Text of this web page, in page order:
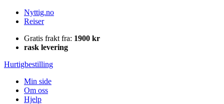
Nyttig.no
Reiser
Gratis frakt fra: 1900 kr
rask levering
Hurtigbestilling
Min side
Om oss
Hjelp